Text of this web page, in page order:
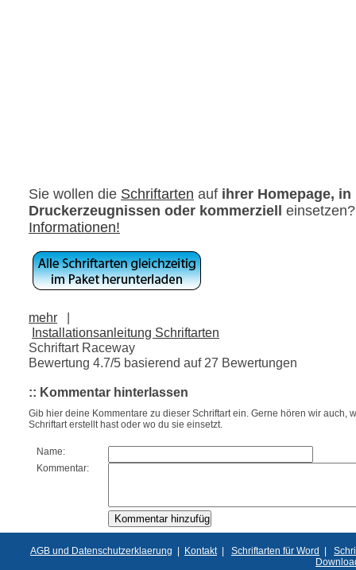
Sie wollen die Schriftarten auf ihrer Homepage, in
Druckerzeugnissen oder kommerziell
Informationen!
mehr
|
Installationsanleitung Schriftarten
Schriftart Raceway
Bewertung 4.7/5 basierend auf 27 Bewertungen
:: Kommentar hinterlassen
Gib hier deine Kommentare zu dieser Schriftart ein. Gerne hören wir auch,
Schriftart erstellt hast oder wo du sie einsetzt.
Name:
Kommentar:
AGB und Datenschutzerklaerung | Kontakt| Schriftarten für Word |